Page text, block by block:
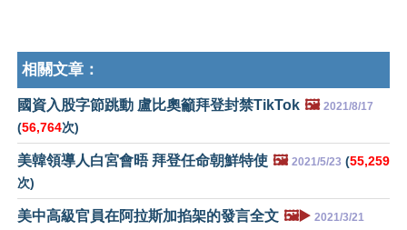
相關文章：
國資入股字節跳動 盧比奧籲拜登封禁TikTok 🖼️ 2021/8/17
(56,764次)
美韓領導人白宮會晤 拜登任命朝鮮特使 🖼️ 2021/5/23 (55,259
次)
美中高級官員在阿拉斯加掐架的發言全文 🖼️▶️ 2021/3/21